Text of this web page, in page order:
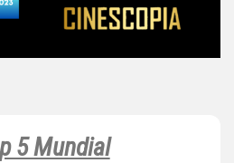
5 Mundial